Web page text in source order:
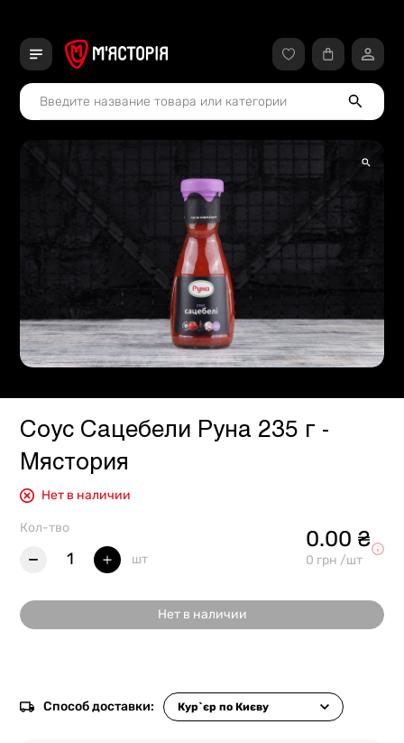
Соус Сацебели Руна 235 г -
Мястория
Нет в наличии
Кол-тво
1 шт
0.00 ₴
0 грн /шт
Нет в наличии
Способ доставки: